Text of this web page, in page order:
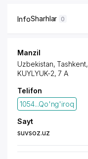
InfoSharhlar 0
Manzil
Uzbekistan, Tashkent,
KUYLYUK-2, 7 A
Telifon
1054...Qo'ng'iroq
Sayt
suvsoz.uz